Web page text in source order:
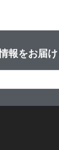
報をお届